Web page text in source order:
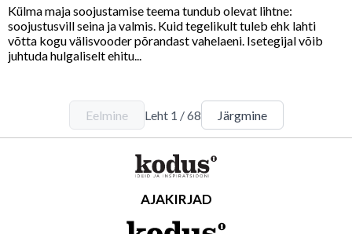
Külma maja soojustamise teema tundub olevat lihtne:
soojustusvill seina ja valmis. Kuid tegelikult tuleb ehk lahti
võtta kogu välisvooder põrandast vahelaeni. Isetegijal võib
juhtuda hulgaliselt ehitu...
Eelmine Leht 1 /68 Järgmine
AJAKIRJAD